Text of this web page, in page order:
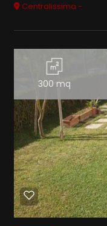
Centralissima -
300 mq